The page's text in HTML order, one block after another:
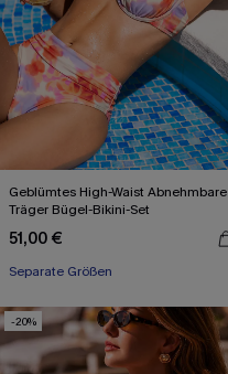
Geblümtes High-Waist Abnehmbare
Träger Bügel-Bikini-Set
51,00 €
Separate Größen
-20%